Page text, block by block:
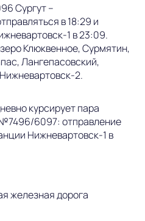
Сургут –
в 18:29 и
1 в 23:09.
Клюквенное, Сурмятин,
Лангепасовский,
2.
курсирует пара
6097: отправление
Нижневартовск-1 в
железная дорога